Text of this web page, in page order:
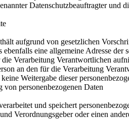
Datenschutzbeauftragter
aufgrund von gesetzlichen
eine allgemeine Adresse
Verarbeitung Verantwortlichen
an den für die Verarbeitung
Weitergabe dieser
personenbezogenen Daten
und speichert
Verordnungsgeber oder einen